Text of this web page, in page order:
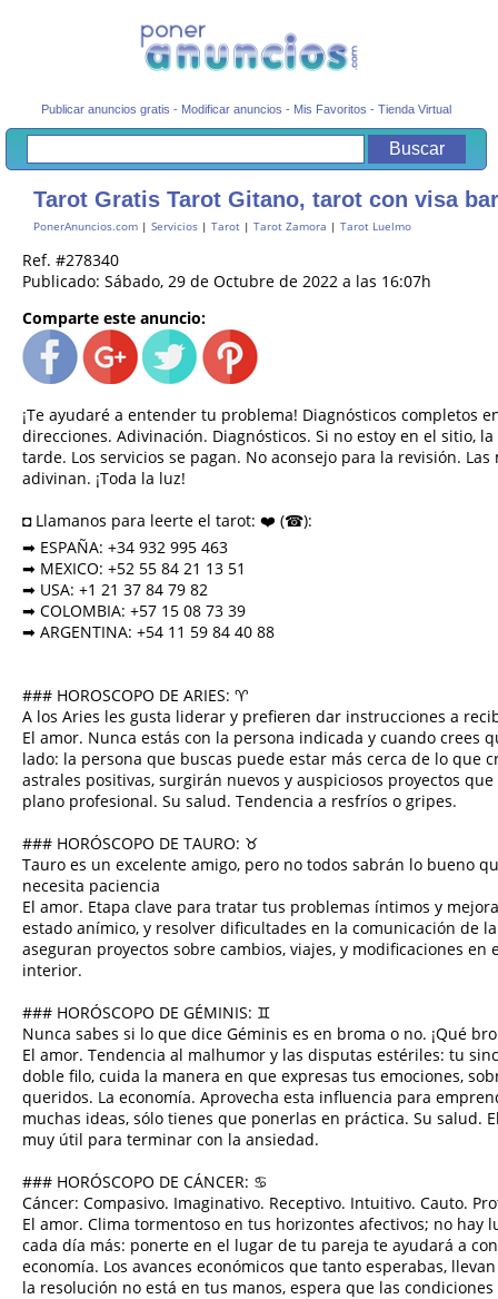
Publicar anuncios gratis - Modificar anuncios - Mis Favoritos -Tienda Virtual
Tarot Gratis Tarot Gitano, tarot con visa
PonerAnuncios.com | Servicios | Tarot | Tarot Zamora | Tarot Luelmo
Ref. #278340
Publicado: Sábado, 29 de Octubre de 2022 a las 16:07h
Comparte este anuncio:
¡Te ayudaré a entender tu problema! Diagnósticos completos
direcciones. Adivinación. Diagnósticos. Si no estoy en el sitio,
tarde. Los servicios se pagan. No aconsejo para la revisión.
adivinan. ¡Toda la luz!
◘ Llamanos para leerte el tarot: ❤️ (☎):
➡ ESPAÑA: +34 932 995 463
➡ MEXICO: +52 55 84 21 13 51
➡ USA: +1 21 37 84 79 82
➡ COLOMBIA: +57 15 08 73 39
➡ ARGENTINA: +54 11 59 84 40 88
### HOROSCOPO DE ARIES: ♈︎
A los Aries les gusta liderar y prefieren dar instrucciones a
El amor. Nunca estás con la persona indicada y cuando crees
lado: la persona que buscas puede estar más cerca de lo que
astrales positivas, surgirán nuevos y auspiciosos proyectos
plano profesional. Su salud. Tendencia a resfríos o gripes.
### HORÓSCOPO DE TAURO: ♉︎
Tauro es un excelente amigo, pero no todos sabrán lo bueno
necesita paciencia
El amor. Etapa clave para tratar tus problemas íntimos y
estado anímico, y resolver dificultades en la comunicación de
aseguran proyectos sobre cambios, viajes, y modificaciones
interior.
### HORÓSCOPO DE GÉMINIS: ♊︎
Nunca sabes si lo que dice Géminis es en broma o no. ¡Qué
El amor. Tendencia al malhumor y las disputas estériles: tu
doble filo, cuida la manera en que expresas tus emociones,
queridos. La economía. Aprovecha esta influencia para
muchas ideas, sólo tienes que ponerlas en práctica. Su salud.
muy útil para terminar con la ansiedad.
### HORÓSCOPO DE CÁNCER: ♋︎
Cáncer: Compasivo. Imaginativo. Receptivo. Intuitivo. Cauto.
El amor. Clima tormentoso en tus horizontes afectivos; no hay
cada día más: ponerte en el lugar de tu pareja te ayudará a
economía. Los avances económicos que tanto esperabas,
la resolución no está en tus manos, espera que las